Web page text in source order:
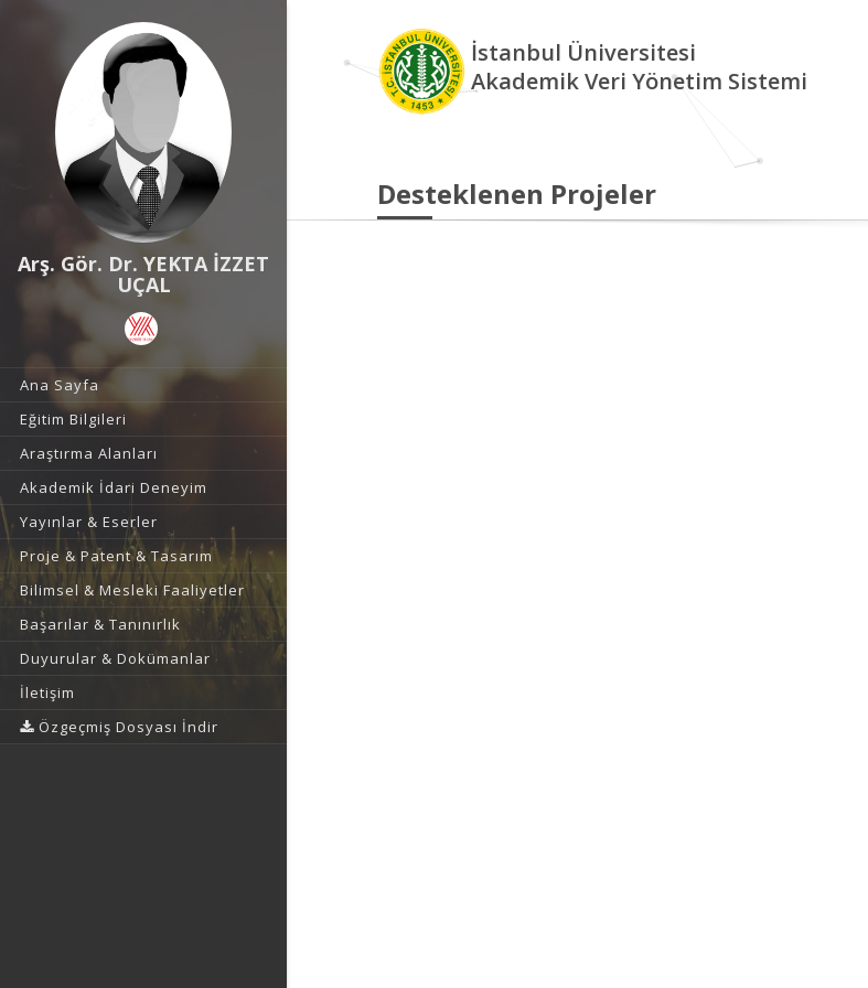
Arş. Gör. Dr. YEKTA İZZET
UÇAL
Ana Sayfa
Eğitim Bilgileri
Araştırma Alanları
Akademik İdari Deneyim
Yayınlar & Eserler
Proje & Patent & Tasarım
Bilimsel & Mesleki Faaliyetler
Başarılar & Tanınırlık
Duyurular & Dokümanlar
İletişim
Özgeçmiş Dosyası İndir
İstanbul Üniversitesi
Akademik Veri Yönetim Sistemi
Desteklenen Projeler